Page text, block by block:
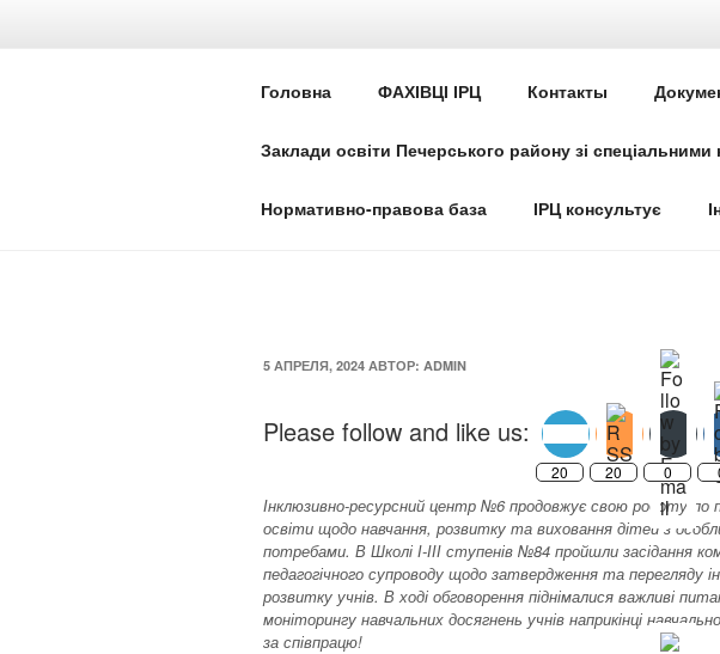
ІНКЛЮЗИВНО-
ПЕЧЕРСЬКОГО
Головна ФАХІВЦІ ІРЦ Контакты
Заклади освіти Печерського району зі
Нормативно-правова база ІРЦ консультує
ОПУБЛИКОВАНО
5 АПРЕЛЯ, 2024 АВТОР: ADMIN
Please follow and like us:
20 20 0
Інклюзивно-ресурсний центр №6 продовжує свою роботу по
освіти щодо навчання, розвитку та виховання дітей з
потребами. В Школі І-ІІІ ступенів №84 пройшли засідання
педагогічного супроводу щодо затвердження та перегляду
розвитку учнів. В ході обговорення піднімалися важливі
моніторингу навчальних досягнень учнів наприкінці
за співпрацю!